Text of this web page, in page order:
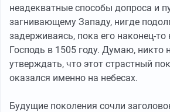
неадекватные способы допроса и
загнивающему Западу, нигде
задерживаясь, пока его наконец-то
Господь в 1505 году. Думаю, никто
утверждать, что этот страстный
оказался именно на небесах.
Будущие поколения сочли